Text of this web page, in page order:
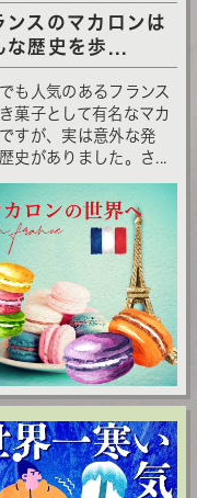
ンスのマカロンは
な歴史を歩...
も人気のあるフランス
菓子として有名なマカ
すが、実は意外な発
史がありました。さ...